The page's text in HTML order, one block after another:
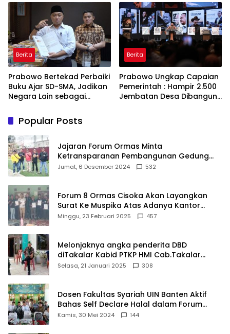
Gunakan Akal Sehat
Berita
Prabowo Bertekad Perbaiki
Buku Ajar SD-SMA, Jadikan
Negara Lain sebagai
Berita
Prabowo Ungkap Capaian
Pemerintah : Hampir 2.500
Jembatan Desa Dibangun,
Popular Posts
Jajaran Forum Ormas Minta
Ketransparanan Pembangunan Gedung
Damkar Di Kecamatan Cisoka
Jumat, 6 Desember 2024 532
Forum 8 Ormas Cisoka Akan Layangkan
Surat Ke Muspika Atas Adanya Kantor
Matel di Cisoka
Minggu, 23 Februari 2025 457
Melonjaknya angka penderita DBD
diTakalar Kabid PTKP HMI Cab.Takalar
angkat bicara
Selasa, 21 Januari 2025 308
Dosen Fakultas Syariah UIN Banten Aktif
Bahas Self Declare Halal dalam Forum
Ijtima Ulama MUI
Kamis, 30 Mei 2024 144